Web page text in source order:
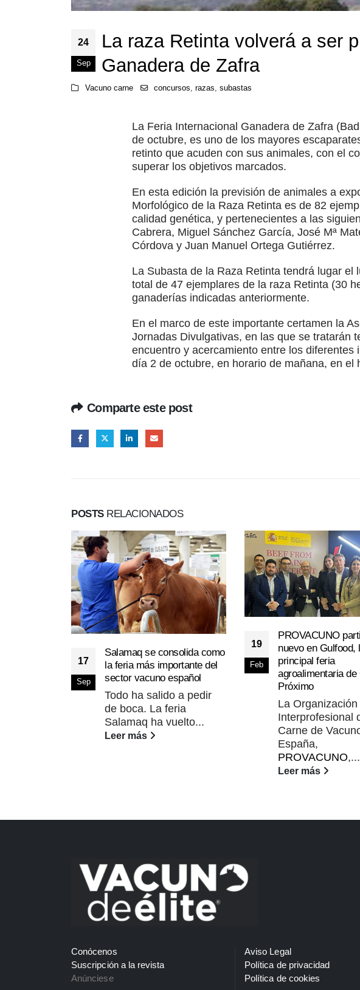
24
Sep
La raza Retinta volverá a ser
Ganadera de Zafra
Vacuno carne concursos,razas,subastas
La Feria Internacional Ganadera de Zafra
de octubre, es uno de los mayores
retinto que acuden con sus animales, con el
superar los objetivos marcados.
En esta edición la previsión de animales a
Morfológico de la Raza Retinta es de 82
calidad genética, y pertenecientes a las
Cabrera, Miguel Sánchez García, José Mª
Córdova y Juan Manuel Ortega Gutiérrez.
La Subasta de la Raza Retinta tendrá lugar
total de 47 ejemplares de la raza Retinta (30
ganaderías indicadas anteriormente.
En el marco de este importante certamen la
Jornadas Divulgativas, en las que se tratarán
encuentro y acercamiento entre los
día 2 de octubre, en horario de mañana, en
Comparte este post
POSTSRELACIONADOS
17
Sep
Salamaq se consolida como
la feria más importante del
sector vacuno español
Todo ha salido a pedir
de boca. La feria
Salamaq ha vuelto...
Leer más
19
Feb
PROVACUNO
nuevo en Gulfood,
principal feria
agroalimentaria de
Próximo
La Organización
Interprofesional
Carne de
España,
PROVACUNO,...
Leer más
Conócenos
Suscripción a la revista
Anúnciese
Aviso Legal
Política de privacidad
Política de cookies